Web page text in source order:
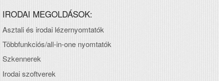
IRODAI MEGOLDÁSOK:
Asztali és irodai lézernyomtatók
Többfunkciós/all-in-one nyomtatók
Szkennerek
Irodai szoftverek